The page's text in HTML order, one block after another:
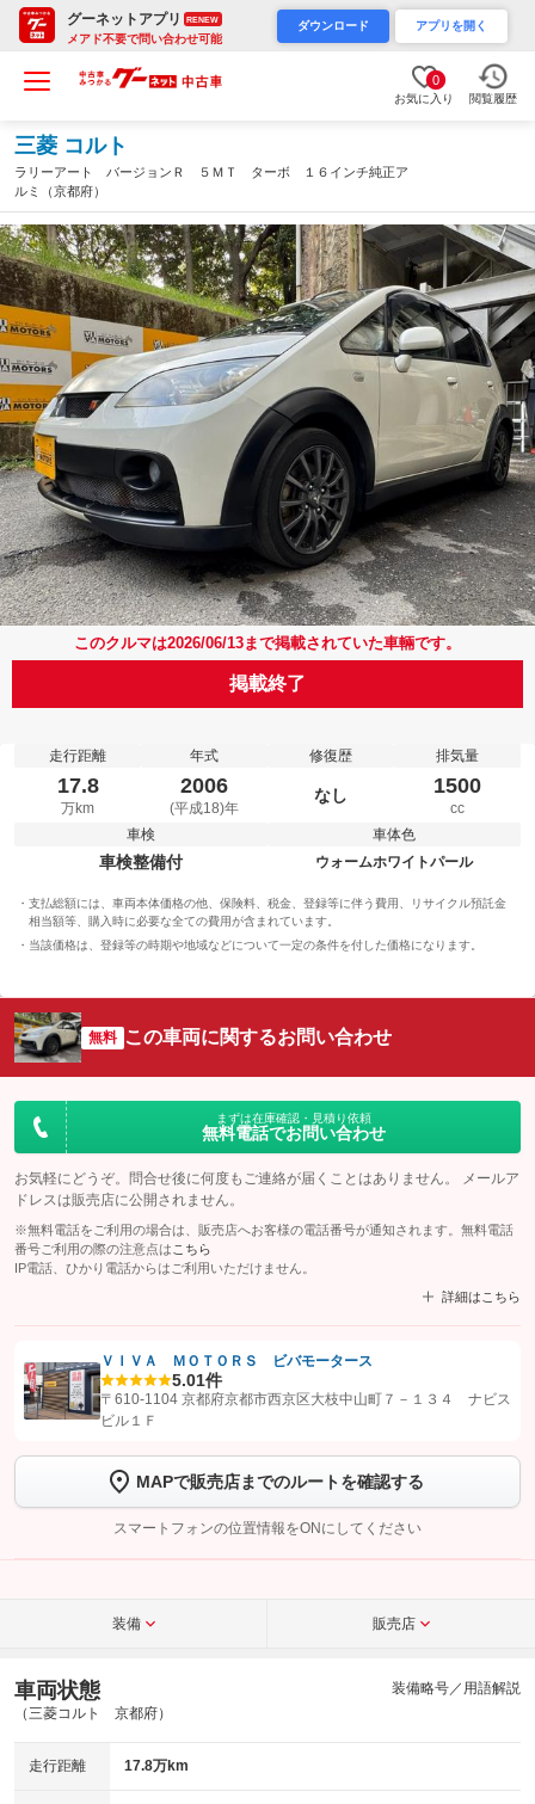
グーネットアプリ RENEW
メアド不要で問い合わせ可能
ダウンロード アプリを開く
0
お気に入り 閲覧履歴
三菱 コルト
ラリーアート バージョンＲ ５ＭＴ ターボ １６インチ純正ア
ルミ（京都府）
このクルマは2026/06/13まで掲載されていた車輛です。
掲載終了
走行距離
17.8
万km
年式
2006
(平成18)年
修復歴
なし
排気量
1500
cc
車検
車検整備付
車体色
ウォームホワイトパール
支払総額には、車両本体価格の他、保険料、税金、登録等に伴う費用、リサイクル預託金
相当額等、購入時に必要な全ての費用が含まれています。
当該価格は、登録等の時期や地域などについて一定の条件を付した価格になります。
無料 この車両に関するお問い合わせ
まずは在庫確認・見積り依頼
無料電話でお問い合わせ
お気軽にどうぞ。問合せ後に何度もご連絡が届くことはありません。 メールア
ドレスは販売店に公開されません。
※無料電話をご利用の場合は、販売店へお客様の電話番号が通知されます。無料電話
番号ご利用の際の注意点は こちら
IP電話、ひかり電話からはご利用いただけません。
詳細はこちら
【STEP1】 認証画面でグーネットを友だち追加してから「許可する」ボタンを押
します
【STEP2】 トーク画面で
完了してください。
こちら
ＶＩＶＡ ＭＯＴＯＲＳ ビバモータース
5.01件
〒610-1104 京都府京都市西京区大枝中山町７－１３４ ナビス
ビル１Ｆ
MAPで販売店までのルートを確認する
スマートフォンの位置情報をONにしてください
装備 販売店
車両状態
（三菱コルト 京都府）
装備略号／用語解説
走行距離 17.8万km